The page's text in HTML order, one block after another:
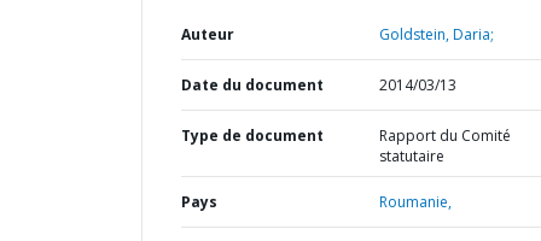
Auteur Goldstein, Daria;
Date du document 2014/03/13
Type de document
Rapport du Comité
statutaire
Pays Roumanie,